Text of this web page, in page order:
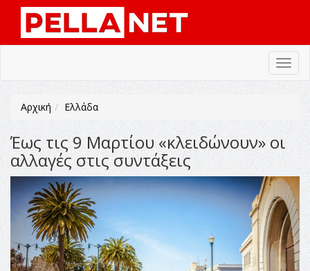
Αρχική Ελλάδα
Έως τις 9 Μαρτίου «κλειδώνουν» οι
αλλαγές στις συντάξεις